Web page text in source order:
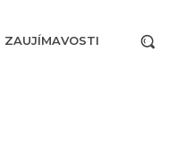
ZAUJÍMAVOSTI